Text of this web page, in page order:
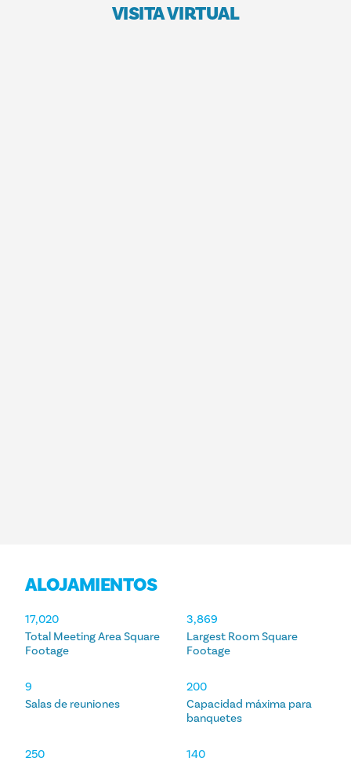
VISITA VIRTUAL
ALOJAMIENTOS
ALOJAMIENTOS
Total Meeting Area Square
Footage
17,020
Largest Room Square
Footage
3,869
Salas de reuniones
9
Capacidad máxima para
banquetes
200
250
140